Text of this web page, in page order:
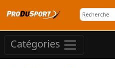
Catégories